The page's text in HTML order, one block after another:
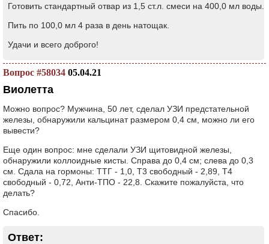
Готовить стандартный отвар из 1,5 ст.л. смеси на 400,0 мл воды.
Пить по 100,0 мл 4 раза в день натощак.
Удачи и всего доброго!
Вопрос #58034 05.04.21
Виолетта
Можно вопрос? Мужчина, 50 лет, сделал УЗИ предстательной
железы, обнаружили кальцинат размером 0,4 см, можно ли его
вывести?
Еще один вопрос: мне сделали УЗИ щитовидной железы,
обнаружили коллоидные кисты. Справа до 0,4 см; слева до 0,3
см. Сдала на гормоны: ТТГ - 1,0, Т3 свободный - 2,89, Т4
свободный - 0,72, Анти-ТПО - 22,8. Скажите пожалуйста, что
делать?
Спасибо.
Ответ: